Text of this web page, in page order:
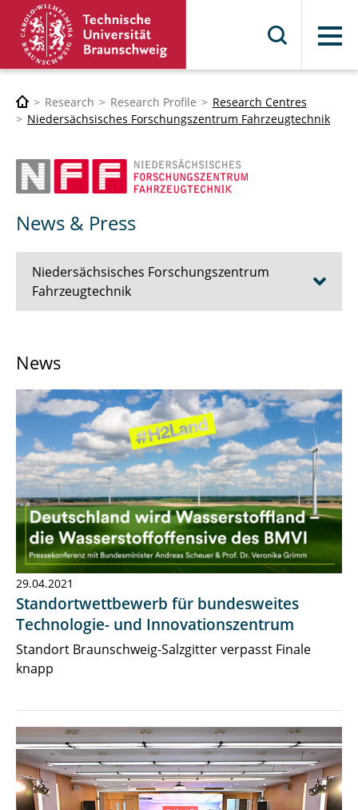
Menu
Research Research Profile
Research Centres
Niedersächsisches Forschungszentrum Fahrzeugtechnik
News & Press
Niedersächsisches Forschungszentrum
Fahrzeugtechnik
Research
Contact
News
29.04.2021
Standortwettbewerb für bundesweites
Technologie- und Innovationszentrum
Standort Braunschweig-Salzgitter verpasst Finale
knapp